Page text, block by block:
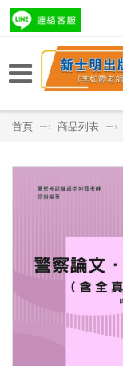
首頁 —› 商品列表 —›